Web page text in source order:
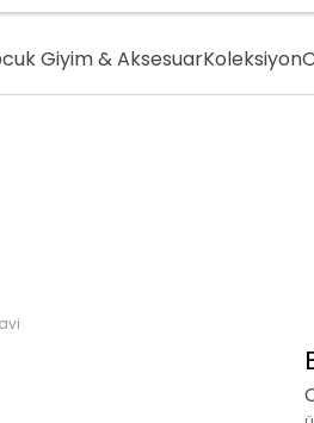
Giyim & AksesuarKoleksiyon